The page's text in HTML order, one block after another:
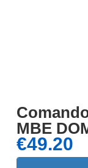
MBE
€49.20